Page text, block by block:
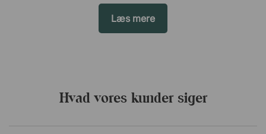
Læs mere
Hvad vores kunder siger